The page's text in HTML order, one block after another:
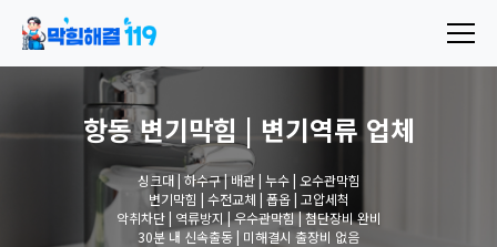
항동 변기막힘 | 변기역류 업체
싱크대 | 하수구 | 배관 | 누수 | 오수관막힘
변기막힘 | 수전교체 | 폽옵 | 고압세척
악취차단 | 역류방지 | 우수관막힘 | 첨단장비 완비
30분 내 신속출동 | 미해결시 출장비 없음